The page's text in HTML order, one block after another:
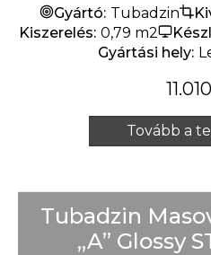
Gyártó: Tubadzin
Kiszerelés: 0,79 m2
Gyártási hely:
11.010
Tovább a
Tubadzin
„A” Glossy